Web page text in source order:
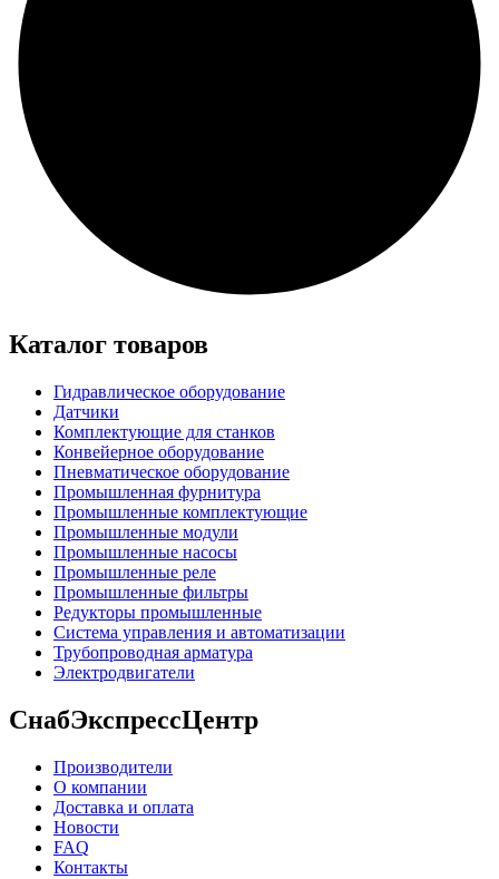
Каталог товаров
Гидравлическое оборудование
Датчики
Комплектующие для станков
Конвейерное оборудование
Пневматическое оборудование
Промышленная фурнитура
Промышленные комплектующие
Промышленные модули
Промышленные насосы
Промышленные реле
Промышленные фильтры
Редукторы промышленные
Система управления и автоматизации
Трубопроводная арматура
Электродвигатели
СнабЭкспрессЦентр
Производители
О компании
Доставка и оплата
Новости
FAQ
Контакты